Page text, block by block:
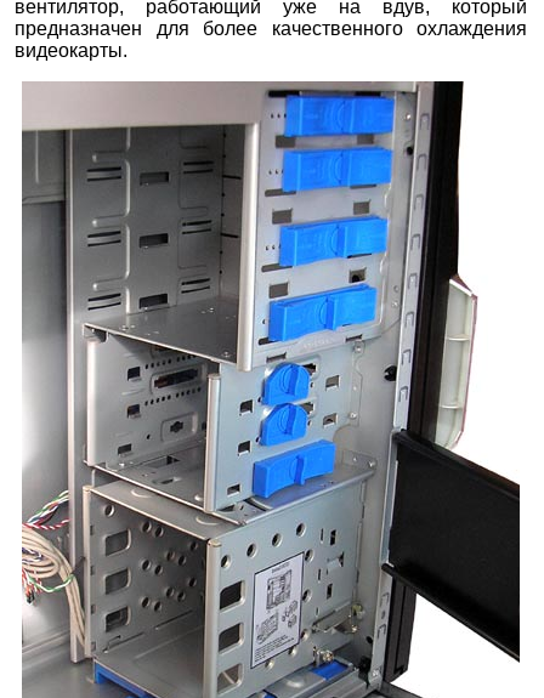
вентилятор, работающий уже на вдув, который
предназначен для более качественного охлаждения
видеокарты.